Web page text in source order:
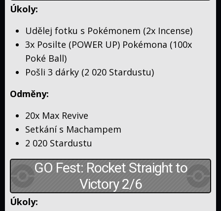
Úkoly:
Udělej fotku s Pokémonem (2x Incense)
3x Posilte (POWER UP) Pokémona (100x
Poké Ball)
Pošli 3 dárky (2 020 Stardustu)
Odměny:
20x Max Revive
Setkání s Machampem
2 020 Stardustu
GO Fest: Rocket Straight to
Victory 2/6
Úkoly: